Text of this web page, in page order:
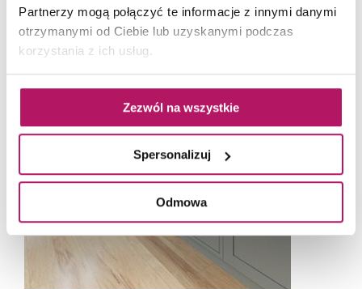
Partnerzy mogą połączyć te informacje z innymi danymi
otrzymanymi od Ciebie lub uzyskanymi podczas
korzystania z ich usług.
Zezwól na wszystkie
Spersonalizuj
Odmowa